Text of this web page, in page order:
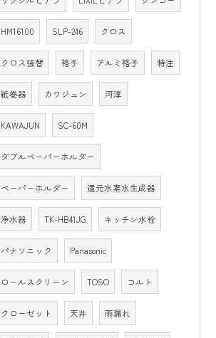
HM16100 SLP-246 クロス
クロス張替 格子 アルミ格子 特注
紙巻器 カワジュン 河淳
KAWAJUN SC-60M
ダブルペーパーホルダー
ペーパーホルダー 還元水素水生成器
浄水器 TK-HB41JG キッチン水栓
パナソニック Panasonic
ロールスクリーン TOSO コルト
クローゼット 天井 雨漏れ